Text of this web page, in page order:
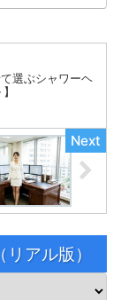
選ぶシャワーヘ
アル版）